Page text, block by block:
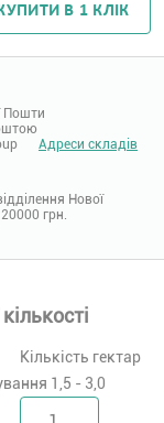
В 1 КЛІК
Пошти
Адреси складів
Нової
грн.
Кількість гектар
1,5 - 3,0